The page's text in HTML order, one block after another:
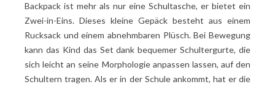
Backpack ist mehr als nur eine Schultasche, er bietet ein
Zwei-in-Eins. Dieses kleine Gepäck besteht aus einem
Rucksack und einem abnehmbaren Plüsch. Bei Bewegung
kann das Kind das Set dank bequemer Schultergurte, die
sich leicht an seine Morphologie anpassen lassen, auf den
Schultern tragen. Als er in der Schule ankommt, hat er die